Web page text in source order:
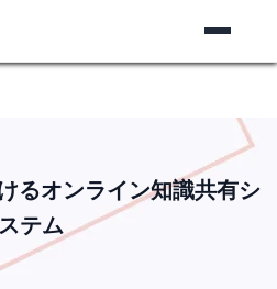
るオンライン知識共有シ
ステム